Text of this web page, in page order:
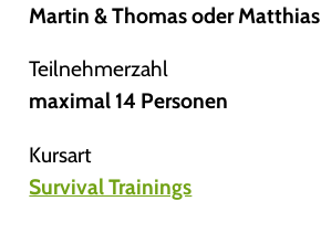
Martin & Thomas oder Matthias
Teilnehmerzahl
maximal 14 Personen
Kursart
Survival Trainings